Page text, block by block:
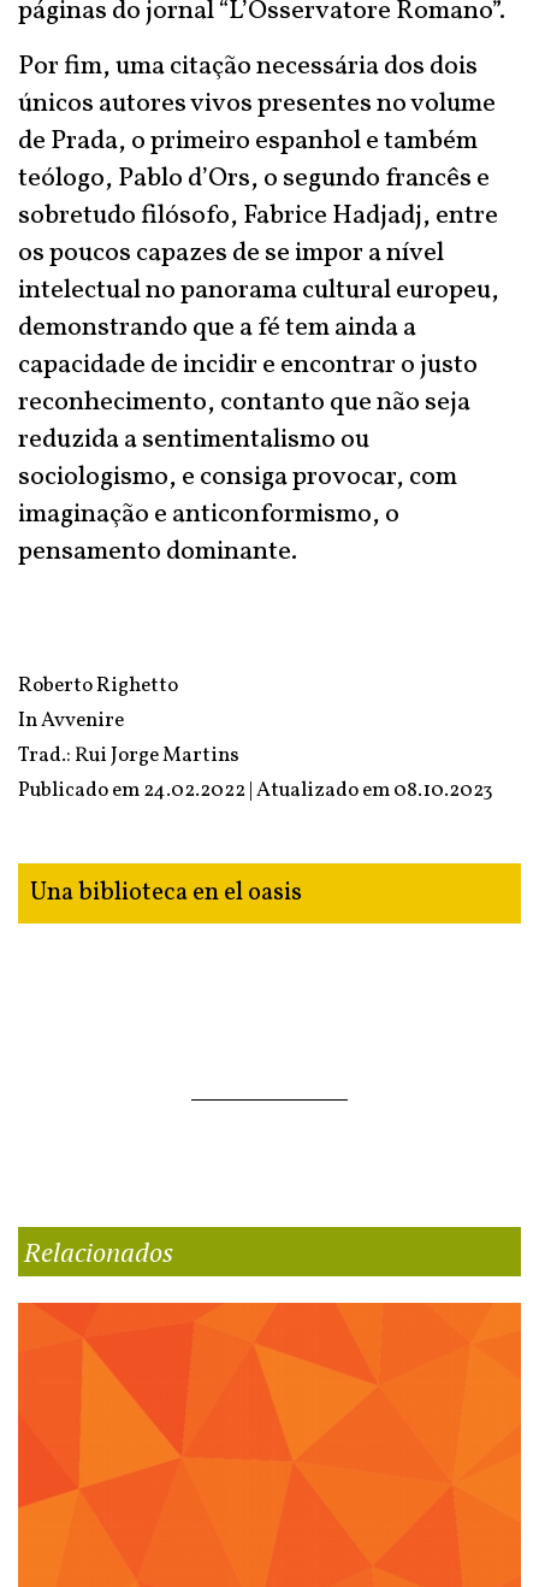
páginas do jornal “L’Osservatore Romano”.
Por fim, uma citação necessária dos dois
únicos autores vivos presentes no volume
de Prada, o primeiro espanhol e também
teólogo, Pablo d’Ors, o segundo francês e
sobretudo filósofo, Fabrice Hadjadj, entre
os poucos capazes de se impor a nível
intelectual no panorama cultural europeu,
demonstrando que a fé tem ainda a
capacidade de incidir e encontrar o justo
reconhecimento, contanto que não seja
reduzida a sentimentalismo ou
sociologismo, e consiga provocar, com
imaginação e anticonformismo, o
pensamento dominante.
Roberto Righetto
InAvvenire
Trad.: Rui Jorge Martins
Publicado em 24.02.2022 | Atualizado em08.10.2023
Una biblioteca en el oasis
Relacionados